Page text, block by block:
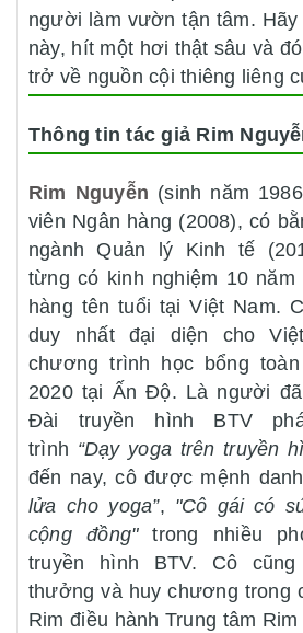
người làm vườn tận tâm.
này, hít một hơi thật sâu và
trở về nguồn cội thiêng liêng
Thông tin tác giả Rim
Rim Nguyễn (sinh năm
viên Ngân hàng (2008), có
ngành Quản lý Kinh tế
từng có kinh nghiệm 10 năm
hàng tên tuổi tại Việt Nam.
duy nhất đại diện cho
chương trình học bổng
2020 tại Ấn Độ. Là người
Đài truyền hình BTV
trình “Dạy yoga trên truyền
đến nay, cô được mệnh
lửa cho yoga”, "Cô gái có
cộng đồng"trong nhiều
truyền hình BTV. Cô
thưởng và huy chương trong
Rim điều hành Trung tâm